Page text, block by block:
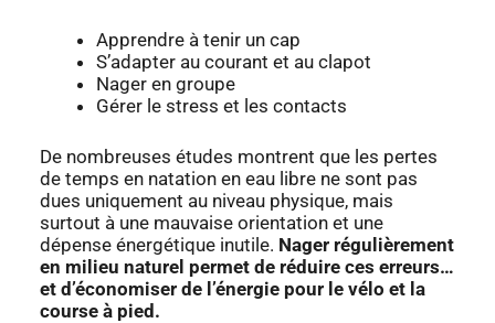
Apprendre à tenir un cap
S’adapter au courant et au clapot
Nager en groupe
Gérer le stress et les contacts
De nombreuses études montrent que les pertes
de temps en natation en eau libre ne sont pas
dues uniquement au niveau physique, mais
surtout à une mauvaise orientation et une
dépense énergétique inutile. Nager régulièrement
en milieu naturel permet de réduire ces erreurs…
et d’économiser de l’énergie pour le vélo et la
course à pied.